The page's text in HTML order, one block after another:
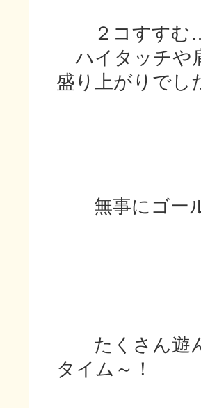
２コすすむ…
ハイタッチや
盛り上がりでし
無事にゴー
たくさん遊ん
タイム～！